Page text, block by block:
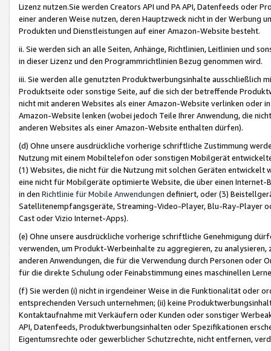
Lizenz nutzen.Sie werden Creators API und PA API, Datenfeeds oder
einer anderen Weise nutzen, deren Hauptzweck nicht in der Werbung
Produkten und Dienstleistungen auf einer Amazon-Website besteht.
ii. Sie werden sich an alle Seiten, Anhänge, Richtlinien, Leitlinien und
in dieser Lizenz und den Programmrichtlinien Bezug genommen wird.
iii. Sie werden alle genutzten Produktwerbungsinhalte ausschließlich
Produktseite oder sonstige Seite, auf die sich der betreffende
nicht mit anderen Websites als einer Amazon-Website verlinken oder
Amazon-Website lenken (wobei jedoch Teile Ihrer Anwendung, die
anderen Websites als einer Amazon-Website enthalten dürfen).
(d) Ohne unsere ausdrückliche vorherige schriftliche Zustimmung
Nutzung mit einem Mobiltelefon oder sonstigen Mobilgerät
(1) Websites, die nicht für die Nutzung mit solchen Geräten
eine nicht für Mobilgeräte optimierte Website, die über einen
in den Richtlinie für Mobile Anwendungen definiert, oder (3)
Satellitenempfangsgeräte, Streaming-Video-Player, Blu-Ray-Player
Cast oder Vizio Internet-Apps).
(e) Ohne unsere ausdrückliche vorherige schriftliche Genehmigung
verwenden, um Produkt-Werbeinhalte zu aggregieren, zu
anderen Anwendungen, die für die Verwendung durch Personen
für die direkte Schulung oder Feinabstimmung eines maschinellen
(f) Sie werden (i) nicht in irgendeiner Weise in die Funktionalität oder
entsprechenden Versuch unternehmen; (ii) keine
Kontaktaufnahme mit Verkäufern oder Kunden oder sonstiger
API, Datenfeeds, Produktwerbungsinhalten oder Spezifikationen
Eigentumsrechte oder gewerblicher Schutzrechte, nicht entfernen,